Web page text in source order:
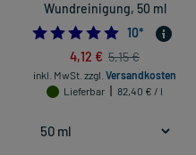
Wundreinigung, 50 ml
5.0
10*
4,12 € 5,15 €
inkl. MwSt. zzgl. Versandkosten
Lieferbar
82,40 € / l